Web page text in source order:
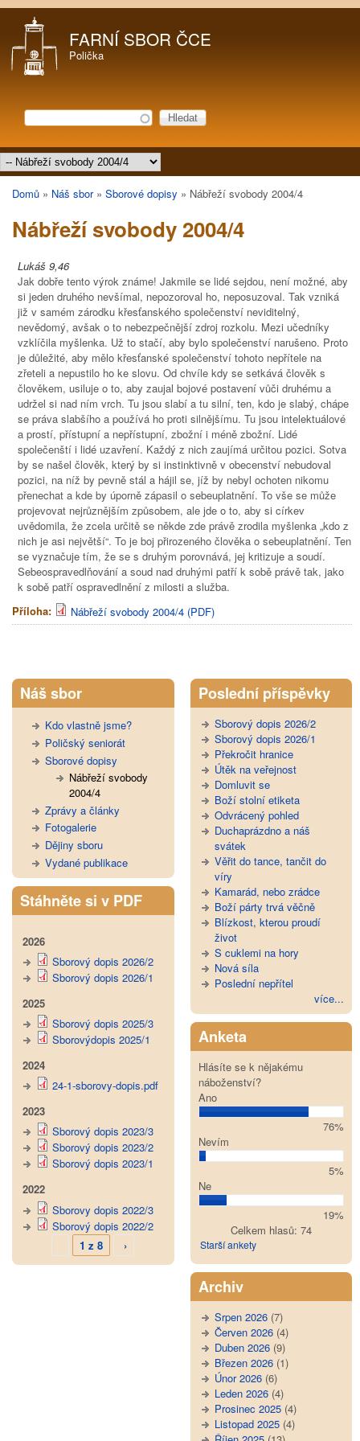
FARNÍ SBOR ČCE
Polička
Vyhledávání
Hledat
Hlavní menu
Jste zde
Domů » Náš sbor» Sborové dopisy » Nábřeží svobody 2004/4
Nábřeží svobody 2004/4
Lukáš 9,46
Jak dobře tento výrok známe! Jakmile se lidé sejdou, není možné, aby
si jeden druhého nevšímal, nepozoroval ho, neposuzoval. Tak vzniká
již v samém zárodku křesťanského společenství neviditelný,
nevědomý, avšak o to nebezpečnější zdroj rozkolu. Mezi učedníky
vzklíčila myšlenka. Už to stačí, aby bylo společenství narušeno. Proto
je důležité, aby mělo křesťanské společenství tohoto nepřítele na
zřeteli a nepustilo ho ke slovu. Od chvíle kdy se setkává člověk s
člověkem, usiluje o to, aby zaujal bojové postavení vůči druhému a
udržel si nad ním vrch. Tu jsou slabí a tu silní, ten, kdo je slabý, chápe
se práva slabšího a používá ho proti silnějšímu. Tu jsou intelektuálové
a prostí, přístupní a nepřístupní, zbožní i méně zbožní. Lidé
společenští i lidé uzavření. Každý z nich zaujímá určitou pozici. Sotva
by se našel člověk, který by si instinktivně v obecenství nebudoval
pozici, na níž by pevně stál a hájil se, jíž by nebyl ochoten nikomu
přenechat a kde by úporně zápasil o sebeuplatnění. To vše se může
projevovat nejrůznějším způsobem, ale jde o to, aby si církev
uvědomila, že zcela určitě se někde zde právě zrodila myšlenka „kdo z
nich je asi největší“. To je boj přirozeného člověka o sebeuplatnění. Ten
se vyznačuje tím, že se s druhým porovnává, jej kritizuje a soudí.
Sebeospravedlňování a soud nad druhými patří k sobě právě tak, jako
k sobě patří ospravedlnění z milosti a služba.
Příloha:
Nábřeží svobody 2004/4 (PDF)
Náš sbor
Kdo vlastně jsme?
Poličský seniorát
Sborové dopisy
Nábřeží svobody
2004/4
Zprávy a články
Fotogalerie
Dějiny sboru
Vydané publikace
Stáhněte si v PDF
2026
Sborový dopis 2026/2
Sborový dopis 2026/1
2025
Sborový dopis 2025/3
Sborovýdopis 2025/1
2024
24-1-sborovy-dopis.pdf
2023
Sborový dopis 2023/3
Sborový dopis 2023/2
Sborový dopis 2023/1
2022
Sborovy dopis 2022/3
Sborový dopis 2022/2
1 z 8
›
Poslední příspěvky
Sborový dopis 2026/2
Sborový dopis 2026/1
Překročit hranice
Útěk na veřejnost
Domluvit se
Boží stolní etiketa
Odvrácený pohled
Duchaprázdno a náš
svátek
Věřit do tance, tančit do
víry
Kamarád, nebo zrádce
Boží párty trvá věčně
Blízkost, kterou proudí
život
S cuklemi na hory
Nová síla
Poslední nepřítel
více...
Anketa
Hlásíte se k nějakému
náboženství?
Ano
76%
Nevím
5%
Ne
19%
Celkem hlasů: 74
Starší ankety
Archiv
Srpen 2026(7)
Červen 2026(4)
Duben 2026(9)
Březen 2026(1)
Únor 2026(6)
Leden 2026(4)
Prosinec 2025(4)
Listopad 2025(4)